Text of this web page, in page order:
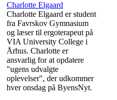
Charlotte Elgaard
Charlotte Elgaard er student
fra Favrskov Gymnasium
og læser til ergoterapeut på
VIA University College i
Århus. Charlotte er
ansvarlig for at opdatere
"ugens udvalgte
oplevelser", der udkommer
hver onsdag på ByensNyt.